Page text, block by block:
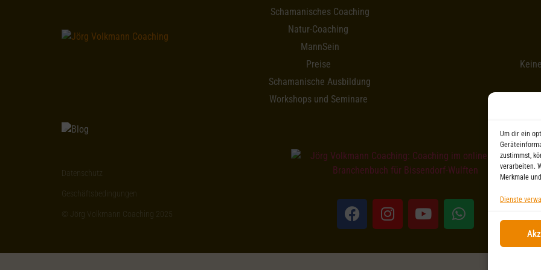
Um dir ein
zustimmst,
verarbeiten.
Merkmale
Dienste
Schamanisches Coaching
Natur-Coaching
MannSein
Preise
Schamanische Ausbildung
Workshops und Seminare
Datenschutz
Geschäftsbedingungen
© Jörg Volkmann Coaching 2025